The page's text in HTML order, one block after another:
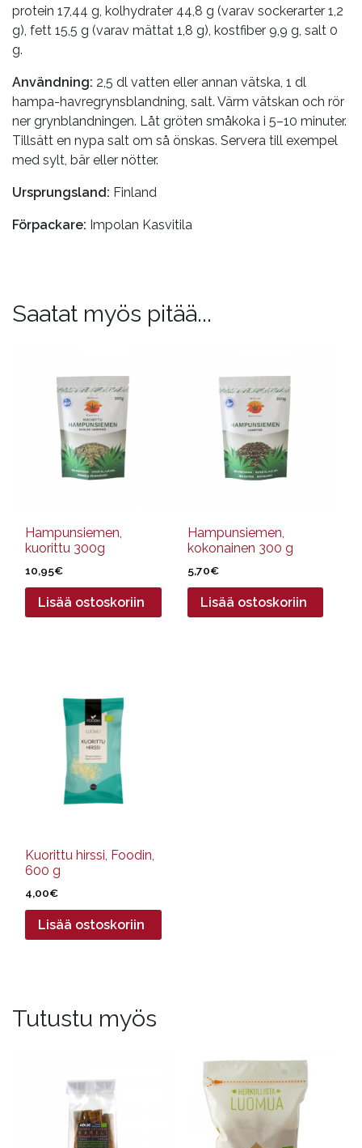
protein 17,44 g, kolhydrater 44,8 g (varav sockerarter 1,2
g), fett 15,5 g (varav mättat 1,8 g), kostfiber 9,9 g, salt 0
g.
Användning: 2,5 dl vatten eller annan vätska, 1 dl
hampa-havregrynsblandning, salt. Värm vätskan och rör
ner grynblandningen. Låt gröten småkoka i 5–10 minuter.
Tillsätt en nypa salt om så önskas. Servera till exempel
med sylt, bär eller nötter.
Ursprungsland: Finland
Förpackare: Impolan Kasvitila
Saatat myös pitää...
Hampunsiemen,
kuorittu 300g
10,95€
Lisää ostoskoriin
Hampunsiemen,
kokonainen 300 g
5,70€
Lisää ostoskoriin
Kuorittu hirssi, Foodin,
600 g
4,00€
Lisää ostoskoriin
Tutustu myös